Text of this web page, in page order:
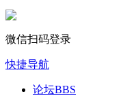
微信扫码登录
快捷导航
论坛BBS